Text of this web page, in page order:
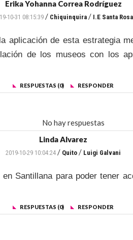
Erika Yohanna Correa Rodríguez
10-31 08:15:39 / Chiquinquira / I.E Santa Rosa
aplicación de esta estrategia
de los museos con los
RESPUESTAS (0) RESPONDER
No hay respuestas
Linda Alvarez
2019-10-29 10:04:24 / Quito / Luigi Galvani
Santillana para poder tener
RESPUESTAS (0) RESPONDER